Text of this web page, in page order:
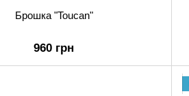
Брошка "Toucan"
960 грн